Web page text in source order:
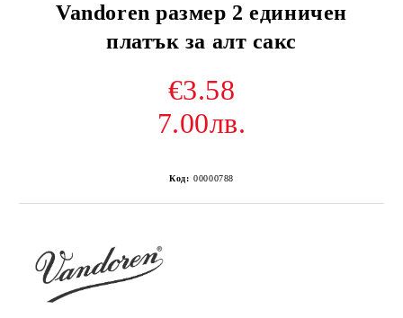
Vandoren размер 2 единичен
платък за алт сакс
€3.58
7.00лв.
Код: 00000788